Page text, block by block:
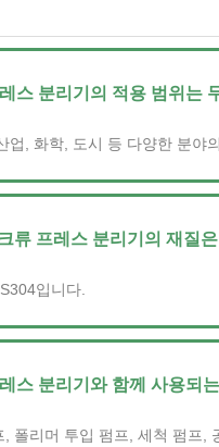
스 분리기의 적용 범위는
업, 화학, 도시 등 다양한 분야
류 프레스 분리기의 재질
입니다.
스 분리기와 함께 사용되
, 폴리머 투입 펌프, 세척 펌프,